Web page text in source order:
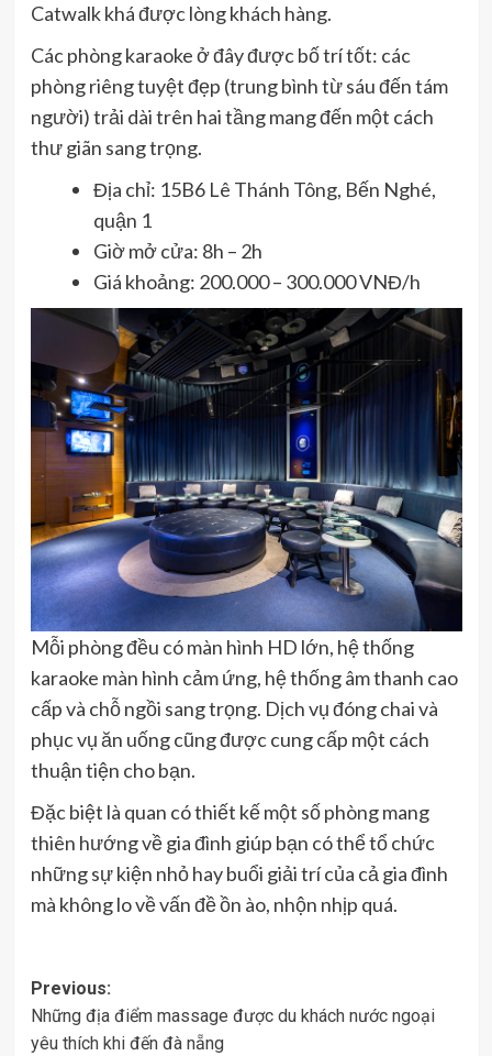
Catwalk khá được lòng khách hàng.
Các phòng karaoke ở đây được bố trí tốt: các
phòng riêng tuyệt đẹp (trung bình từ sáu đến tám
người) trải dài trên hai tầng mang đến một cách
thư giãn sang trọng.
Địa chỉ: 15B6 Lê Thánh Tông, Bến Nghé,
quận 1
Giờ mở cửa: 8h – 2h
Giá khoảng: 200.000 – 300.000 VNĐ/h
Mỗi phòng đều có màn hình HD lớn, hệ thống
karaoke màn hình cảm ứng, hệ thống âm thanh cao
cấp và chỗ ngồi sang trọng. Dịch vụ đóng chai và
phục vụ ăn uống cũng được cung cấp một cách
thuận tiện cho bạn.
Đặc biệt là quan có thiết kế một số phòng mang
thiên hướng về gia đình giúp bạn có thể tổ chức
những sự kiện nhỏ hay buổi giải trí của cả gia đình
mà không lo về vấn đề ồn ào, nhộn nhịp quá.
Post
navigation
Previous:
Những địa điểm massage được du khách nước ngoại
yêu thích khi đến đà nẵng